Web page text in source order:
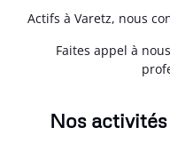
Actifs à Varetz, nous
Faites appel à
Nos